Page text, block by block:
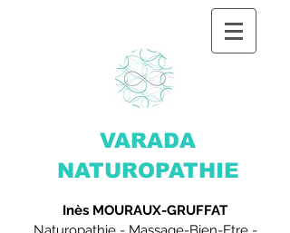
VARADA
NATUROPATHIE
Inès MOURAUX-GRUFFAT